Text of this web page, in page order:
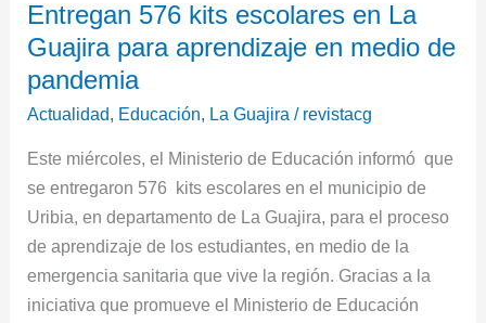
Entregan 576 kits escolares en La
Guajira para aprendizaje en medio de
pandemia
Actualidad, Educación, La Guajira / revistacg
Este miércoles, el Ministerio de Educación informó que
se entregaron 576 kits escolares en el municipio de
Uribia, en departamento de La Guajira, para el proceso
de aprendizaje de los estudiantes, en medio de la
emergencia sanitaria que vive la región. Gracias a la
iniciativa que promueve el Ministerio de Educación
576
kits
escolares
Guajira
para
aprendizaje
en
medio
de